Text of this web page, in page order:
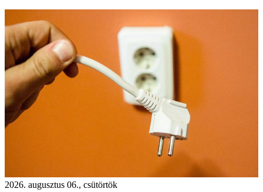
2026. augusztus 06., csütörtök